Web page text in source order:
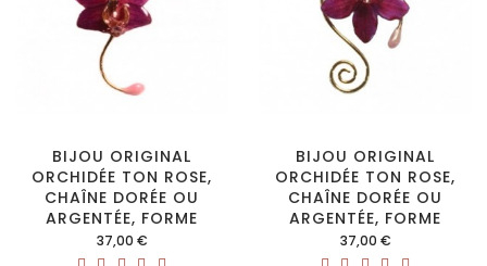
BIJOU ORIGINAL
ORCHIDÉE TON ROSE,
CHAÎNE DORÉE OU
ARGENTÉE, FORME
COEUR
Prix
37,00 €
BIJOU ORIGINAL
ORCHIDÉE TON ROSE,
CHAÎNE DORÉE OU
ARGENTÉE, FORME
SPIRALE
Prix
37,00 €